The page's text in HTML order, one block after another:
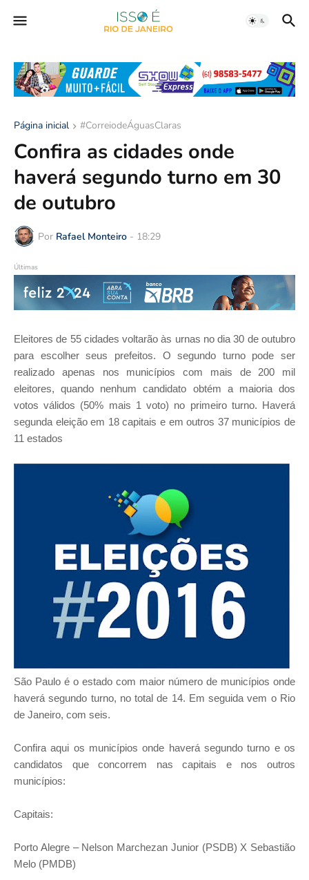
Página inicial #CorreiodeÁguasClaras
Confira as cidades onde
haverá segundo turno em 30
de outubro
Por Rafael Monteiro - 18:29
Últimas
Eleitores de 55 cidades voltarão às urnas no dia 30 de outubro
para escolher seus prefeitos. O segundo turno pode ser
realizado apenas nos municípios com mais de 200 mil
eleitores, quando nenhum candidato obtém a maioria dos
votos válidos (50% mais 1 voto) no primeiro turno. Haverá
segunda eleição em 18 capitais e em outros 37 municípios de
11 estados
São Paulo é o estado com maior número de municípios onde
haverá segundo turno, no total de 14. Em seguida vem o Rio
de Janeiro, com seis.
Confira aqui os municípios onde haverá segundo turno e os
candidatos que concorrem nas capitais e nos outros
municípios:
Capitais:
Porto Alegre – Nelson Marchezan Junior (PSDB) X Sebastião
Melo (PMDB)